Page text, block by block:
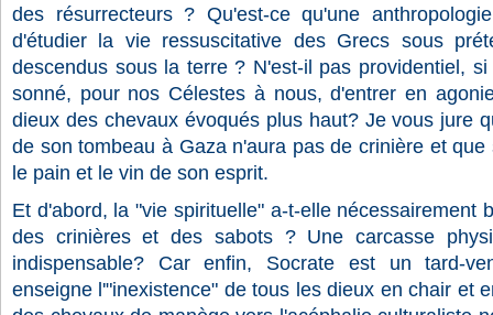
des résurrecteurs ? Qu'est-ce qu'une
d'étudier la vie ressuscitative des Grecs sous
descendus sous la terre ? N'est-il pas providentiel,
sonné, pour nos Célestes à nous, d'entrer en
dieux des chevaux évoqués plus haut? Je vous jure
de son tombeau à Gaza n'aura pas de crinière et
le pain et le vin de son esprit.
Et d'abord, la "vie spirituelle" a-t-elle nécessairement
des crinières et des sabots ? Une carcasse
indispensable? Car enfin, Socrate est un tard-
enseigne l'"inexistence" de tous les dieux en chair et